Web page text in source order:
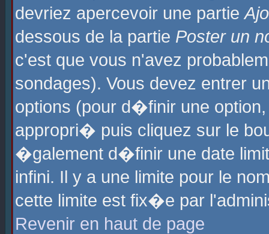
devriez apercevoir une partie
dessous de la partie Poster un
c'est que vous n'avez
sondages). Vous devez entrer
options (pour d�finir une
appropri� puis cliquez sur le
�galement d�finir une date
infini. Il y a une limite pour le
cette limite est fix�e par
Revenir en haut de page